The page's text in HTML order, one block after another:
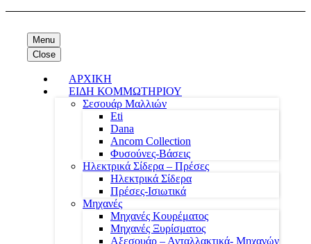
Menu
Close
ΑΡΧΙΚΗ
ΕΙΔΗ ΚΟΜΜΩΤΗΡΙΟΥ
Σεσουάρ Μαλλιών
Eti
Dana
Ancom Collection
Φυσούνες-Βάσεις
Ηλεκτρικά Σίδερα – Πρέσες
Ηλεκτρικά Σίδερα
Πρέσες-Ισιωτικά
Μηχανές
Μηχανές Κουρέματος
Μηχανές Ξυρίσματος
Αξεσουάρ – Ανταλλακτικά- Μηχανών